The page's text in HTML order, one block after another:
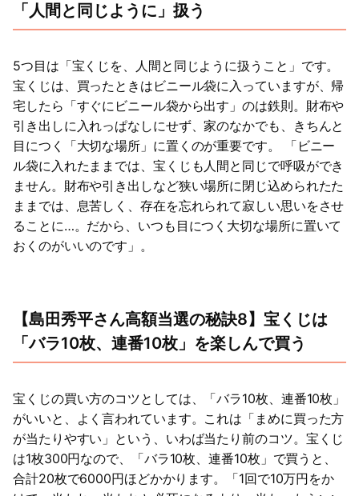
「人間と同じように」扱う
5つ目は「宝くじを、人間と同じように扱うこと」です。
宝くじは、買ったときはビニール袋に入っていますが、帰
宅したら「すぐにビニール袋から出す」のは鉄則。財布や
引き出しに入れっぱなしにせず、家のなかでも、きちんと
目につく「大切な場所」に置くのが重要です。 「ビニー
ル袋に入れたままでは、宝くじも人間と同じで呼吸ができ
ません。財布や引き出しなど狭い場所に閉じ込められたた
ままでは、息苦しく、存在を忘れられて寂しい思いをさせ
ることに…。だから、いつも目につく大切な場所に置いて
おくのがいいのです」。
【島田秀平さん高額当選の秘訣8】宝くじは
「バラ10枚、連番10枚」を楽しんで買う
宝くじの買い方のコツとしては、「バラ10枚、連番10枚」
がいいと、よく言われています。これは「まめに買った方
が当たりやすい」という、いわば当たり前のコツ。宝くじ
は1枚300円なので、「バラ10枚、連番10枚」で買うと、
合計20枚で6000円ほどかかります。「1回で10万円をか